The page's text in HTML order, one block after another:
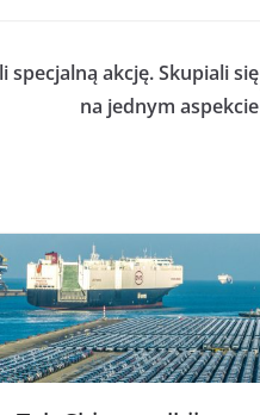
specjalną akcję. Skupiali się
na jednym aspekcie